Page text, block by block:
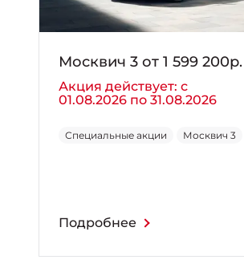
Москвич 3 от 1 599 200р.
Акция действует: с
01.08.2026 по 31.08.2026
Специальные акции Москвич 3
Подробнее